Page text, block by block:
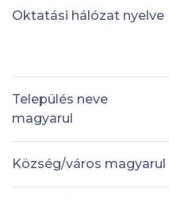
Oktatási hálózat nyelve
Település neve
magyarul
Község/város magyarul